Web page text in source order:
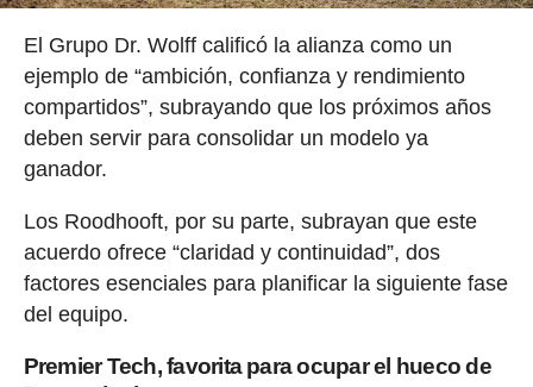
El Grupo Dr. Wolff calificó la alianza como un
ejemplo de “ambición, confianza y rendimiento
compartidos”, subrayando que los próximos años
deben servir para consolidar un modelo ya
ganador.
Los Roodhooft, por su parte, subrayan que este
acuerdo ofrece “claridad y continuidad”, dos
factores esenciales para planificar la siguiente fase
del equipo.
Premier Tech, favorita para ocupar el hueco de